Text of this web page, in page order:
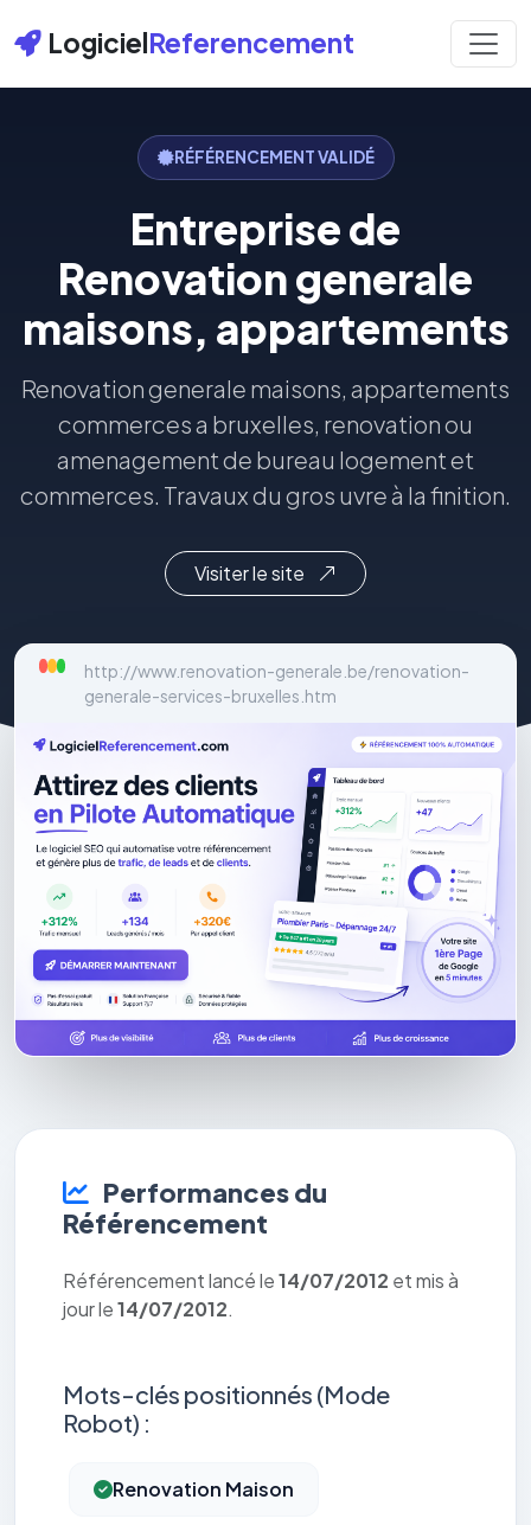
LogicielReferencement
RÉFÉRENCEMENT VALIDÉ
Entreprise de
Renovation generale
maisons, appartements
Renovation generale maisons, appartements
commerces a bruxelles, renovation ou
amenagement de bureau logement et
commerces. Travaux du gros uvre à la finition.
Visiter le site
http://www.renovation-generale.be/renovation-
generale-services-bruxelles.htm
Performances du
Référencement
Référencement lancé le14/07/2012 et mis à
jour le14/07/2012.
Mots-clés positionnés (Mode
Robot) :
Renovation Maison